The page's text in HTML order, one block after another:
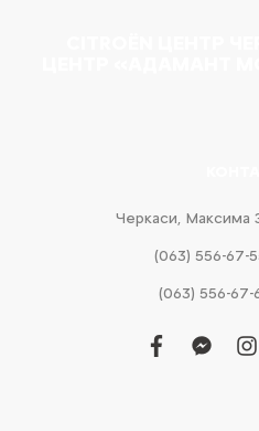
Черкаси, Максима
(063) 556-67-
(063) 556-67-
facebook